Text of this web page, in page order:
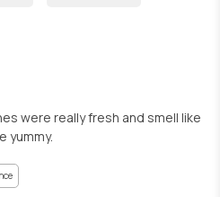
were really fresh and smell like
yummy.